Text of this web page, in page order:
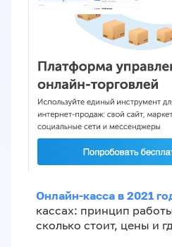
Онлайн-касса в 2021
кассах: принцип
сколько стоит, цены и